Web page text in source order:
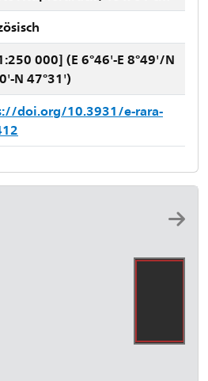
000] (E 6°46'-E 8°49'/N
N 47°31')
doi.org/10.3931/e-rara-